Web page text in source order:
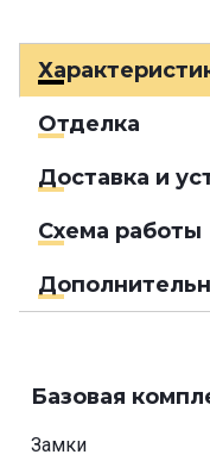
Отделка
Доставка и
Схема работы
Базовая
Замки